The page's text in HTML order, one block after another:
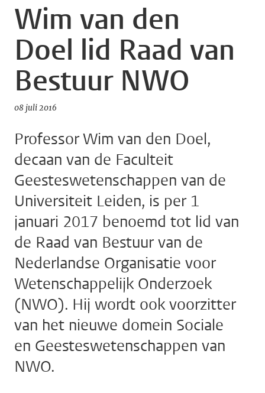
Wim van den
Doel lid Raad van
Bestuur NWO
08 juli 2016
Professor Wim van den Doel,
decaan van de Faculteit
Geesteswetenschappen van de
Universiteit Leiden, is per 1
januari 2017 benoemd tot lid van
de Raad van Bestuur van de
Nederlandse Organisatie voor
Wetenschappelijk Onderzoek
(NWO). Hij wordt ook voorzitter
van het nieuwe domein Sociale
en Geesteswetenschappen van
NWO.